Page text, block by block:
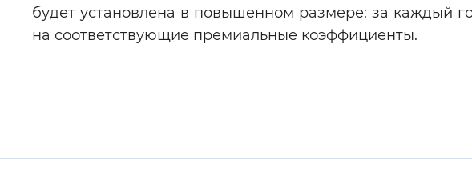
будет установлена в повышенном размере: за каждый
на соответствующие премиальные коэффициенты.